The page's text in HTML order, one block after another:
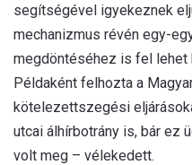
segítségével igyekeznek
mechanizmus révén egy-
megdöntéséhez is fel lehet
Példaként felhozta a
kötelezettszegési
utcai álhírbotrány is, bár ez
volt meg – vélekedett.